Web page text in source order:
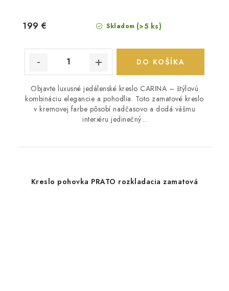
Skladom (>5 ks)
199 €
DO KOŠÍKA
Objavte luxusné jedálenské kreslo CARINA – štýlovú
kombináciu elegancie a pohodlia. Toto zamatové kreslo
v kremovej farbe pôsobí nadčasovo a dodá vášmu
interiéru jedinečný...
Kreslo pohovka PRATO rozkladacia zamatová